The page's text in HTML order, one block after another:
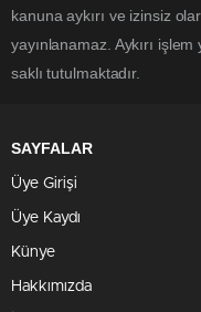
kanuna aykırı ve izinsiz
yayınlanamaz. Aykırı
saklı tutulmaktadır.
SAYFALAR
Üye Girişi
Üye Kaydı
Künye
Hakkımızda